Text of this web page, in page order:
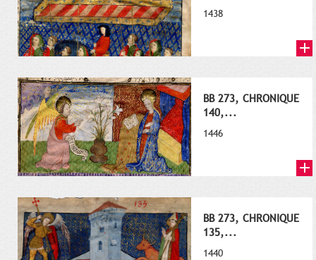
1438
BB 273, CHRONIQUE
140,...
1446
BB 273, CHRONIQUE
135,...
1440